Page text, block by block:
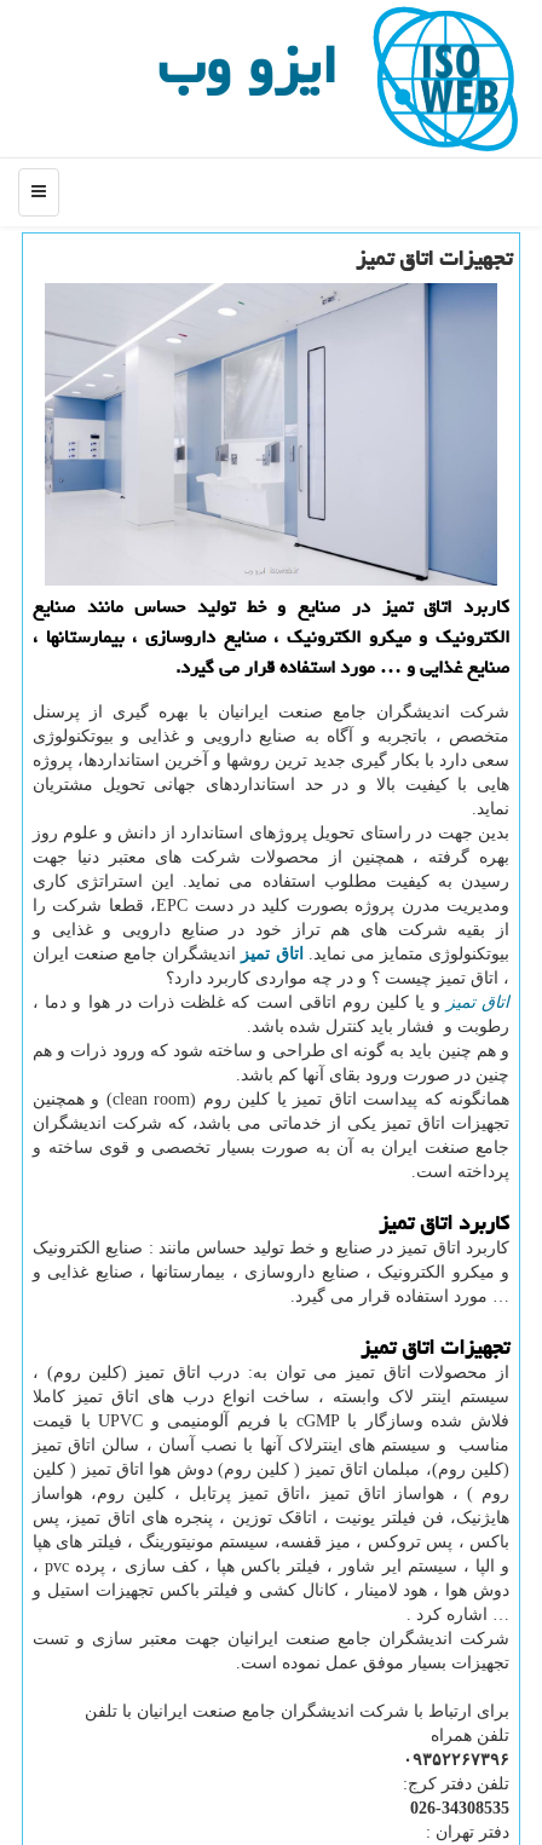
ایزو وب
منو
تجهیزات اتاق تمیز
كاربرد اتاق تمیز در صنایع و خط تولید حساس مانند صنایع
الكترونیك و میكرو الكترونیك ، صنایع داروسازی ، بیمارستانها ،
صنایع غذایی و … مورد استفاده قرار می گیرد.
شرکت اندیشگران جامع صنعت ایرانیان با بهره گیری از پرسنل
متخصص ، باتجربه و آگاه به صنایع دارویی و غذایی و بیوتکنولوژی
سعی دارد با بکار گیری جدید ترین روشها و آخرین استانداردها، پروژه
هایی با کیفیت بالا و در حد استانداردهای جهانی تحویل مشتریان
نماید.
بدین جهت در راستای تحویل پروژهای استاندارد از دانش و علوم روز
بهره گرفته ، همچنین از محصولات شرکت های معتبر دنیا جهت
رسیدن به کیفیت مطلوب استفاده می نماید. این استراتژی کاری
ومدیریت مدرن پروژه بصورت کلید در دست EPC، قطعا شرکت را
از بقیه شرکت های هم تراز خود در صنایع دارویی و غذایی و
بیوتکنولوژی متمایز می نماید.
اتاق تمیز
اندیشگران جامع صنعت ایران
، اتاق تمیز چیست ؟ و در چه مواردی کاربرد دارد؟
اتاق تمیز
و یا کلین روم اتاقی است که غلظت ذرات در هوا و دما ،
رطوبت و فشار باید کنترل شده باشد.
و هم چنین باید به گونه ای طراحی و ساخته شود که ورود ذرات و هم
چنین در صورت ورود بقای آنها کم باشد.
همانگونه که پیداست اتاق تمیز یا کلین روم (clean room) و همچنین
تجهیزات اتاق تمیز یکی از خدماتی می باشد، که شرکت اندیشگران
جامع صنغت ایران به آن به صورت بسیار تخصصی و قوی ساخته و
پرداخته است.
کاربرد اتاق تمیز
کاربرد اتاق تمیز در صنایع و خط تولید حساس مانند : صنایع الکترونیک
و میکرو الکترونیک ، صنایع داروسازی ، بیمارستانها ، صنایع غذایی و
… مورد استفاده قرار می گیرد.
تجهیزات اتاق تمیز
از محصولات اتاق تمیز می توان به: درب اتاق تمیز (کلین روم) ،
سیستم اینتر لاک وابسته ، ساخت انواع درب های اتاق تمیز کاملا
فلاش شده وسازگار با cGMP با فریم آلومنیمی و UPVC با قیمت
مناسب و سیستم های اینترلاک آنها با نصب آسان ، سالن اتاق تمیز
(کلین روم)، مبلمان اتاق تمیز ( کلین روم) دوش هوا اتاق تمیز ( کلین
روم ) ، هواساز اتاق تمیز ،اتاق تمیز پرتابل ، کلین‌ روم، هواساز
هایژنیک، فن فیلتر یونیت ، اتاقک توزین ، پنجره های اتاق تمیز، پس
باکس ، پس تروکس ، میز قفسه، سیستم مونیتورینگ ، فیلتر های هپا
و الپا ، سیستم ایر شاور ، فیلتر باکس هپا ، کف سازی ، پرده pvc ،
دوش هوا ، هود لامینار ، کانال کشی و فیلتر باکس تجهیزات استیل و
… اشاره کرد .
شرکت اندیشگران جامع صنعت ایرانیان جهت معتبر سازی و تست
تجهیزات بسیار موفق عمل نموده است.
برای ارتباط با شرکت اندیشگران جامع صنعت ایرانیان با تلفن
تلفن همراه
۰۹۳۵۲۲۶۷۳۹۶
تلفن دفتر کرج:
026-34308535
دفتر تهران :